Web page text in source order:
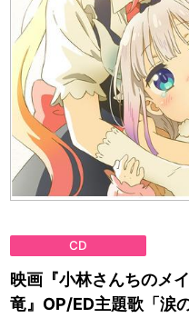
CD
映画『小林さんちのメ
竜』OP/ED主題歌「涙